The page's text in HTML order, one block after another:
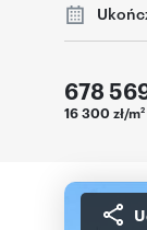
678
16 300 zł/m2